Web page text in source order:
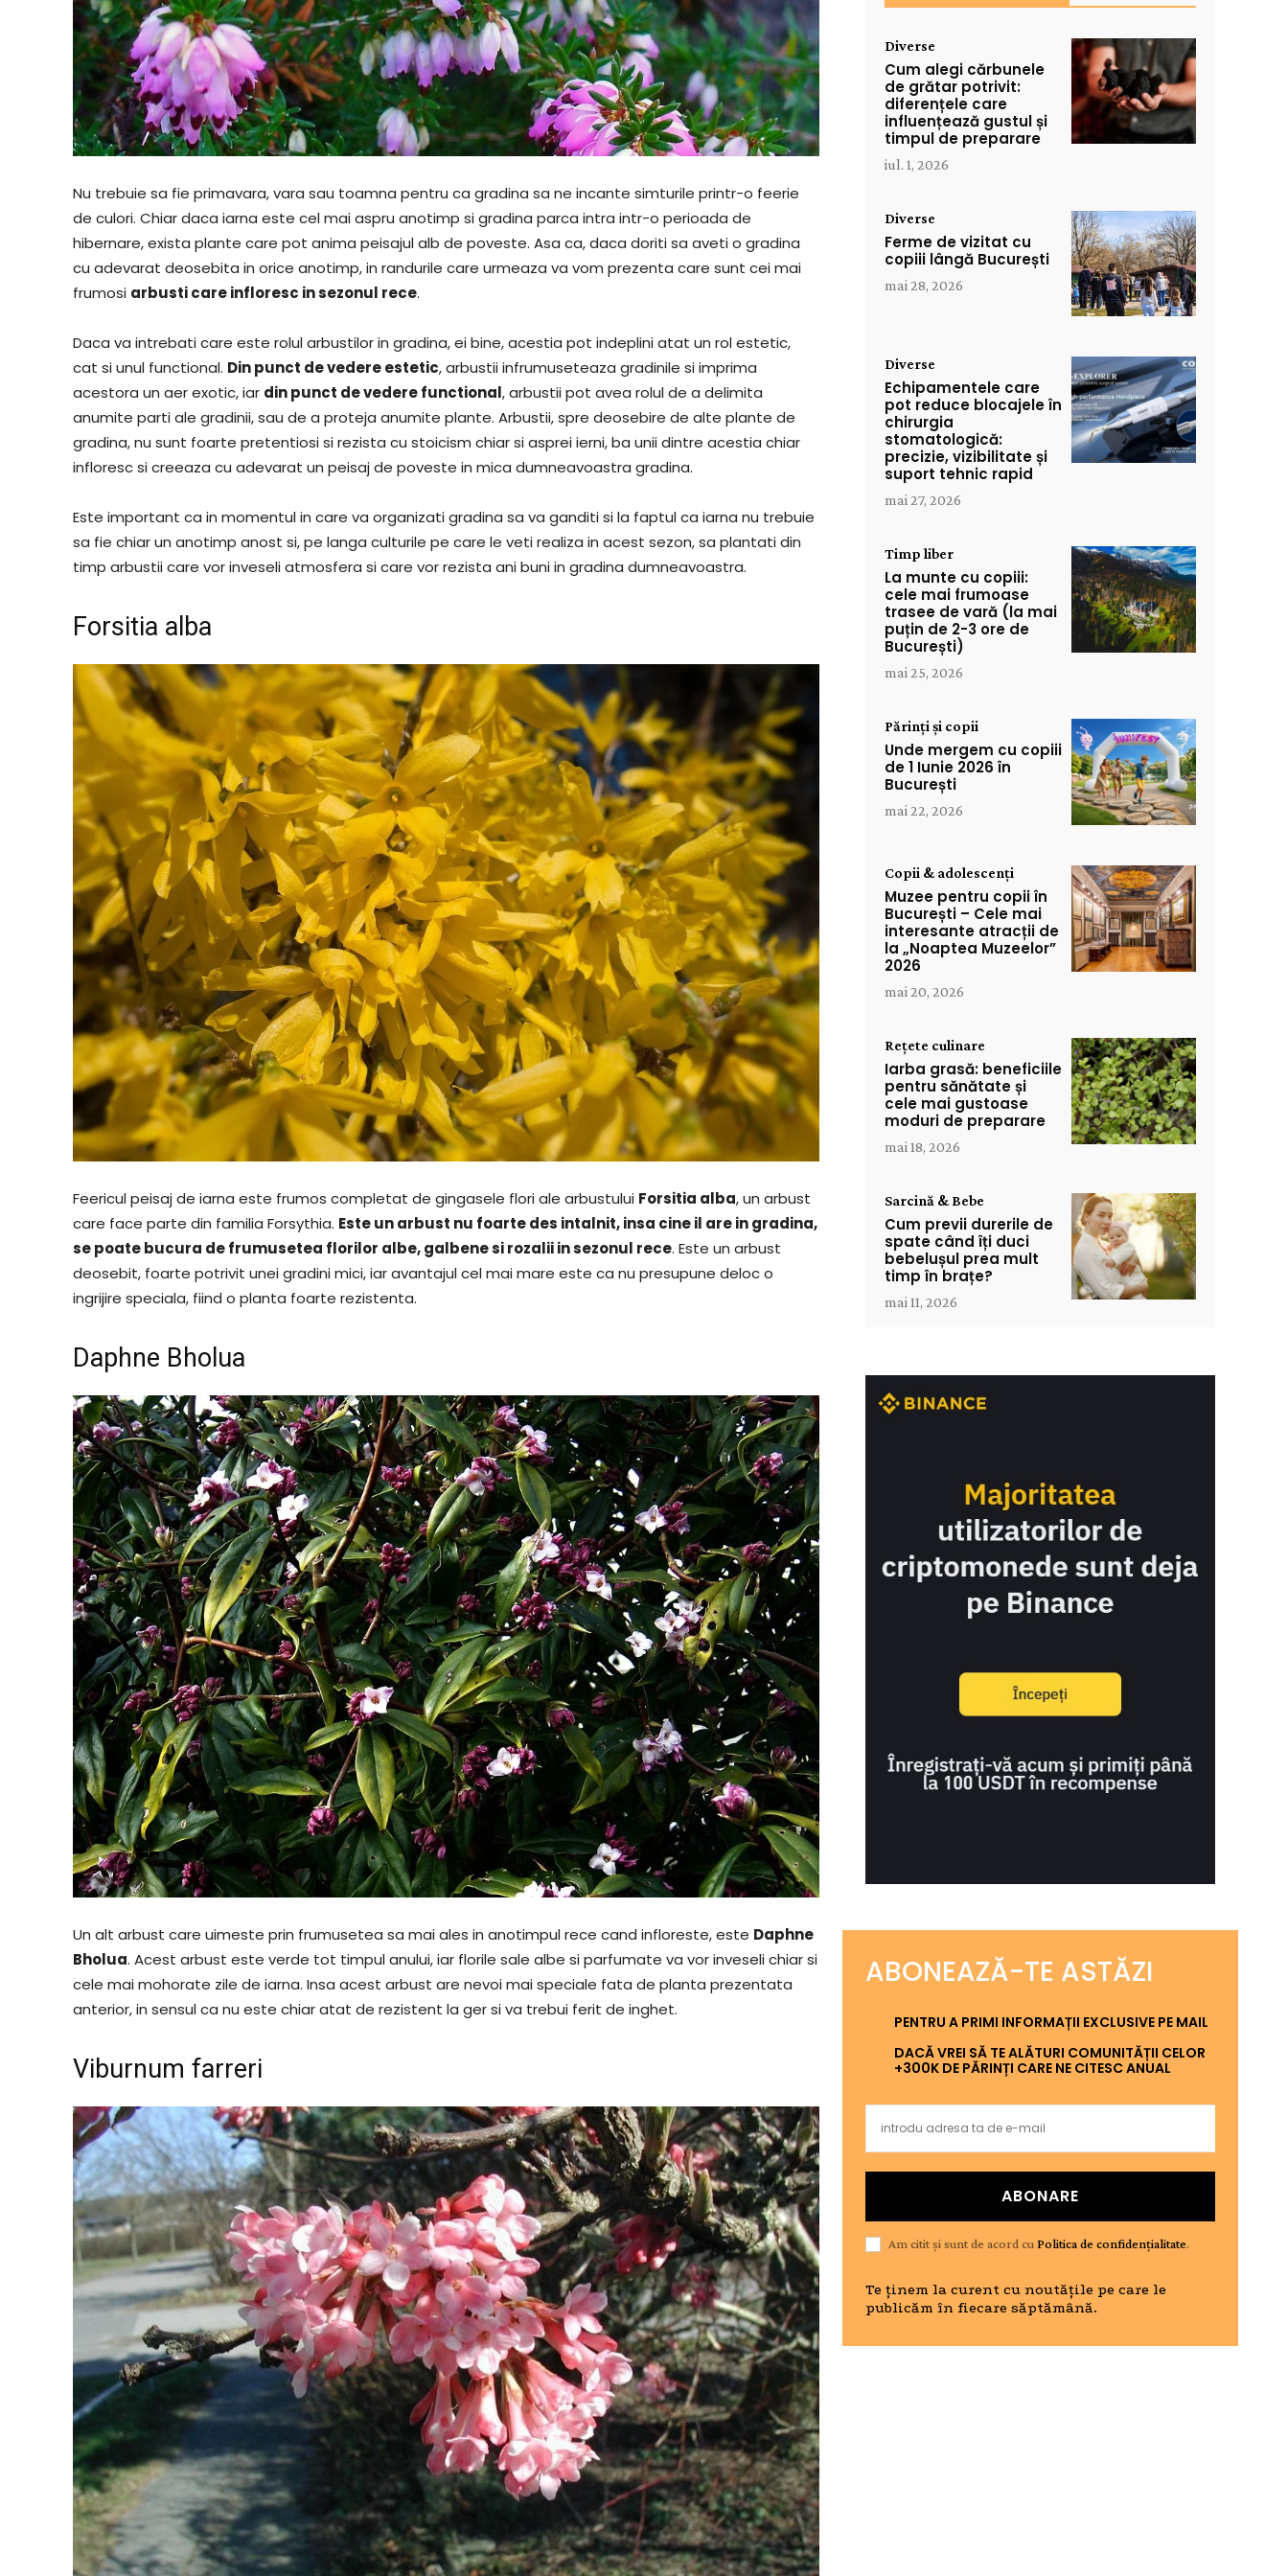
Nu trebuie sa fie primavara, vara sau toamna pentru ca gradina sa ne incante simturile printr-o feerie
de culori. Chiar daca iarna este cel mai aspru anotimp si gradina parca intra intr-o perioada de
hibernare, exista plante care pot anima peisajul alb de poveste. Asa ca, daca doriti sa aveti o gradina
cu adevarat deosebita in orice anotimp, in randurile care urmeaza va vom prezenta care sunt cei mai
frumosi arbusti care infloresc in sezonul rece.
Daca va intrebati care este rolul arbustilor in gradina, ei bine, acestia pot indeplini atat un rol estetic,
cat si unul functional. Din punct de vedere estetic, arbustii infrumuseteaza gradinile si imprima
acestora un aer exotic, iar din punct de vedere functional, arbustii pot avea rolul de a delimita
anumite parti ale gradinii, sau de a proteja anumite plante. Arbustii, spre deosebire de alte plante de
gradina, nu sunt foarte pretentiosi si rezista cu stoicism chiar si asprei ierni, ba unii dintre acestia chiar
infloresc si creeaza cu adevarat un peisaj de poveste in mica dumneavoastra gradina.
Este important ca in momentul in care va organizati gradina sa va ganditi si la faptul ca iarna nu trebuie
sa fie chiar un anotimp anost si, pe langa culturile pe care le veti realiza in acest sezon, sa plantati din
timp arbustii care vor inveseli atmosfera si care vor rezista ani buni in gradina dumneavoastra.
Forsitia alba
Feericul peisaj de iarna este frumos completat de gingasele flori ale arbustului Forsitia alba, un arbust
care face parte din familia Forsythia. Este un arbust nu foarte des intalnit, insa cine il are in gradina,
se poate bucura de frumusetea florilor albe, galbene si rozalii in sezonul rece. Este un arbust
deosebit, foarte potrivit unei gradini mici, iar avantajul cel mai mare este ca nu presupune deloc o
ingrijire speciala, fiind o planta foarte rezistenta.
Daphne Bholua
Un alt arbust care uimeste prin frumusetea sa mai ales in anotimpul rece cand infloreste, este Daphne
Bholua. Acest arbust este verde tot timpul anului, iar florile sale albe si parfumate va vor inveseli chiar si
cele mai mohorate zile de iarna. Insa acest arbust are nevoi mai speciale fata de planta prezentata
anterior, in sensul ca nu este chiar atat de rezistent la ger si va trebui ferit de inghet.
Viburnum farreri
Diverse
Cum alegi cărbunele
de grătar potrivit:
diferențele care
influențează gustul și
timpul de preparare
iul. 1, 2026
Diverse
Ferme de vizitat cu
copiii lângă București
mai 28, 2026
Diverse
Echipamentele care
pot reduce blocajele în
chirurgia
stomatologică:
precizie, vizibilitate și
suport tehnic rapid
mai 27, 2026
Timp liber
La munte cu copiii:
cele mai frumoase
trasee de vară (la mai
puțin de 2-3 ore de
București)
mai 25, 2026
Părinți și copii
Unde mergem cu copiii
de 1 Iunie 2026 în
București
mai 22, 2026
Copii & adolescenți
Muzee pentru copii în
București – Cele mai
interesante atracții de
la „Noaptea Muzeelor”
2026
mai 20, 2026
Rețete culinare
Iarba grasă: beneficiile
pentru sănătate și
cele mai gustoase
moduri de preparare
mai 18, 2026
Sarcină & Bebe
Cum previi durerile de
spate când îți duci
bebelușul prea mult
timp în brațe?
mai 11, 2026
ABONEAZĂ-TE ASTĂZI
PENTRU A PRIMI INFORMAȚII EXCLUSIVE PE MAIL
DACĂ VREI SĂ TE ALĂTURI COMUNITĂȚII CELOR
+300K DE PĂRINȚI CARE NE CITESC ANUAL
ABONARE
Am citit și sunt de acord cuPolitica de confidențialitate.
Te ținem la curent cu noutățile pe care le
publicăm în fiecare săptămână.